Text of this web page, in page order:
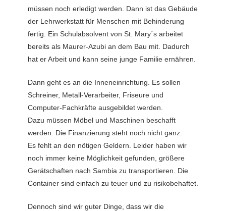
müssen noch erledigt werden. Dann ist das Gebäude
der Lehrwerkstatt für Menschen mit Behinderung
fertig. Ein Schulabsolvent von St. Mary´s arbeitet
bereits als Maurer-Azubi an dem Bau mit. Dadurch
hat er Arbeit und kann seine junge Familie ernähren.
Dann geht es an die Inneneinrichtung. Es sollen
Schreiner, Metall-Verarbeiter, Friseure und
Computer-Fachkräfte ausgebildet werden.
Dazu müssen Möbel und Maschinen beschafft
werden. Die Finanzierung steht noch nicht ganz.
Es fehlt an den nötigen Geldern. Leider haben wir
noch immer keine Möglichkeit gefunden, größere
Gerätschaften nach Sambia zu transportieren. Die
Container sind einfach zu teuer und zu risikobehaftet.
Dennoch sind wir guter Dinge, dass wir die